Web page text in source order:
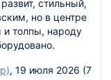
Сюда
России. Чтобы
несколько
стильный,
в центре
и толпы, народу
, 19 июля 2026 (7